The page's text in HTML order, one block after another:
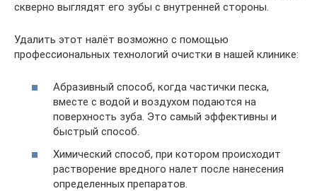
скверно выглядят его зубы с внутренней стороны.
Удалить этот налёт возможно с помощью
профессиональных технологий очистки в нашей клинике:
Абразивный способ, когда частички песка,
вместе с водой и воздухом подаются на
поверхность зуба. Это самый эффективны и
быстрый способ.
Химический способ, при котором происходит
растворение вредного налет после нанесения
определенных препаратов.